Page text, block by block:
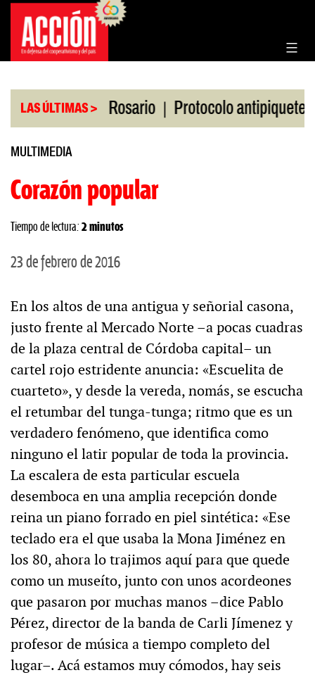
Saltar
contenido
LAS ÚLTIMAS >
la Bolsa de Rosario | Protocolo antipiquetes |
MULTIMEDIA
Corazón popular
Tiempo de lectura: 2 minutos
23 de febrero de 2016
En los altos de una antigua y señorial casona,
justo frente al Mercado Norte –a pocas cuadras
de la plaza central de Córdoba capital– un
cartel rojo estridente anuncia: «Escuelita de
cuarteto», y desde la vereda, nomás, se escucha
el retumbar del tunga-tunga; ritmo que es un
verdadero fenómeno, que identifica como
ninguno el latir popular de toda la provincia.
La escalera de esta particular escuela
desemboca en una amplia recepción donde
reina un piano forrado en piel sintética: «Ese
teclado era el que usaba la Mona Jiménez en
los 80, ahora lo trajimos aquí para que quede
como un museíto, junto con unos acordeones
que pasaron por muchas manos –dice Pablo
Pérez, director de la banda de Carli Jímenez y
profesor de música a tiempo completo del
lugar–. Acá estamos muy cómodos, hay seis